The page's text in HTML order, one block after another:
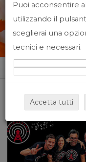
Home News&events
Puoi acconsentire
utilizzando il
sceglierai una
tecnici e necessari.
Accetta tutti